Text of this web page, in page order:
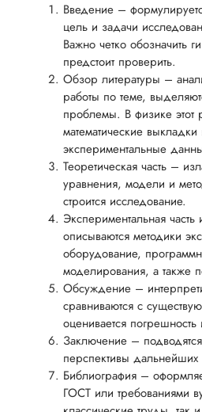
Введение –
цель и задачи
Важно четко обозначить
предстоит проверить.
Обзор литературы –
работы по теме,
проблемы. В физике этот
математические
экспериментальные
Теоретическая часть –
уравнения, модели и
строится исследование.
Экспериментальная
описываются методики
оборудование,
моделирования, а также
Обсуждение –
сравниваются с
оценивается
Заключение –
перспективы дальнейших
Библиография –
ГОСТ или требованиями